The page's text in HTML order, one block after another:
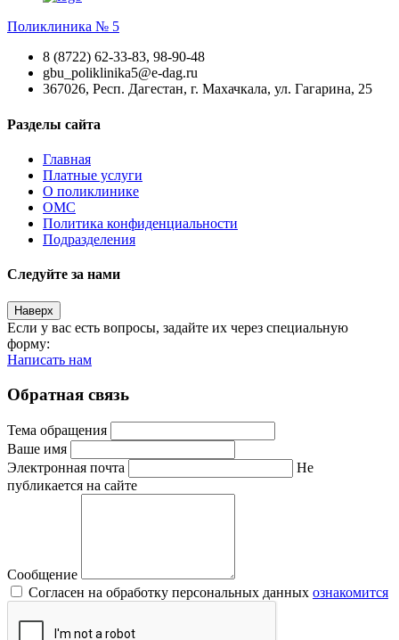
Поликлиника № 5
8 (8722) 62-33-83, 98-90-48
gbu_poliklinika5@e-dag.ru
367026, Респ. Дагестан, г. Махачкала, ул. Гагарина, 25
Разделы сайта
Главная
Платные услуги
О поликлинике
ОМС
Политика конфиденциальности
Подразделения
Следуйте за нами
Наверх
Если у вас есть вопросы, задайте их через специальную
форму:
Написать нам
Обратная связь
Тема обращения
Ваше имя
Электронная почта
Не
публикается на сайте
Сообщение
Согласен на обработку персональных данных ознакомится